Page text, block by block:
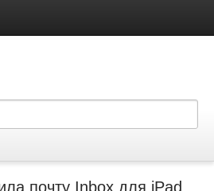
почту Inbox для iPad